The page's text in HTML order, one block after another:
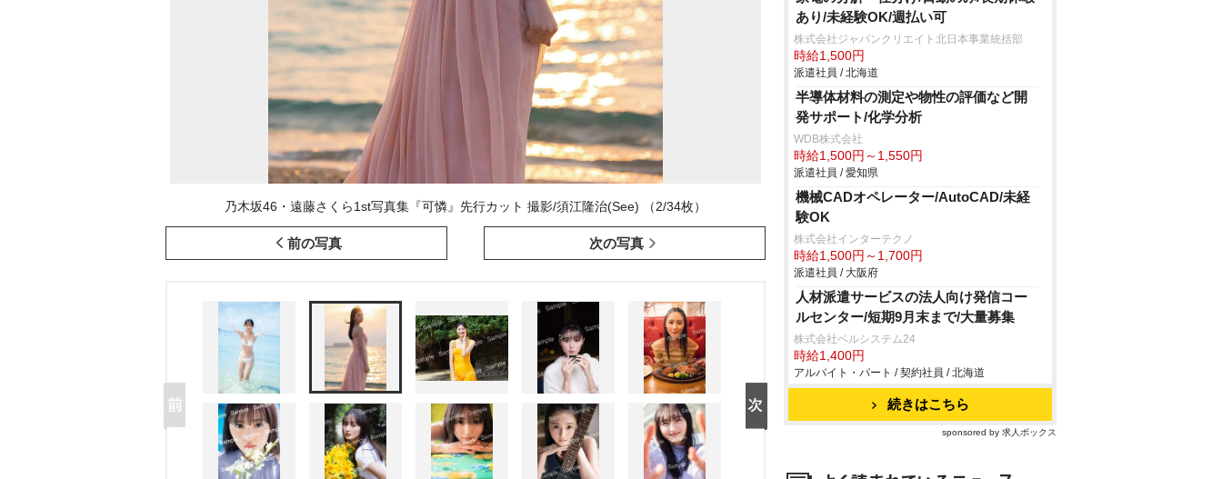
乃木坂46・遠藤さくら1st写真集『可憐』先行カット 撮影/須江隆治(See) （2/34枚）
前の写真 次の写真
あり/未経験OK/週払い可
株式会社ジャパンクリエイト北日本事業統括部
時給1,500円
派遣社員 / 北海道
半導体材料の測定や物性の評価など開
発サポート/化学分析
WDB株式会社
時給1,500円～1,550円
派遣社員 / 愛知県
機械CADオペレーター/AutoCAD/未経
験OK
株式会社インターテクノ
時給1,500円～1,700円
派遣社員 / 大阪府
人材派遣サービスの法人向け発信コー
ルセンター/短期9月末まで/大量募集
株式会社ベルシステム24
時給1,400円
アルバイト・パート / 契約社員 / 北海道
続きはこちら
sponsored by 求人ボックス